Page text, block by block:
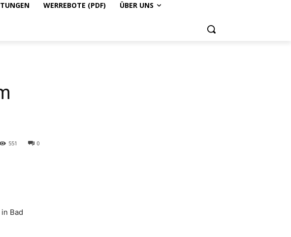
WERREBOTE (PDF) ÜBER UNS
0
551
Bad